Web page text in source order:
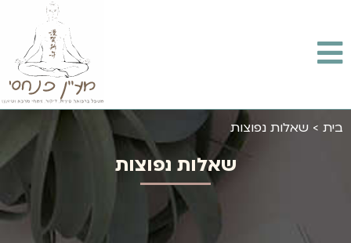
בית > שאלות נפוצות
שאלות נפוצות